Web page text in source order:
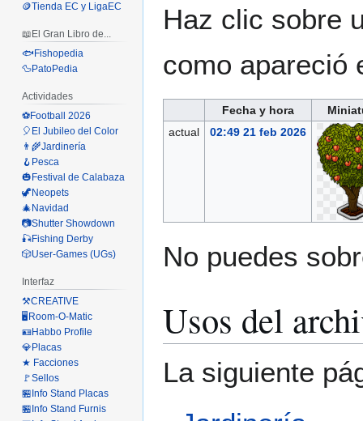
Haz clic sobre
como apareció
Fecha y hora
actual
02:49 21 feb 2026
No puedes
Usos del
La siguiente
🪙Tienda EC y LigaEC
📖El Gran Libro de...
🐟Fishopedia
🦆PatoPedia
Actividades
⚽Football 2026
🎈El Jubileo del Color
👨‍🌾Jardinería
🪝Pesca
🎃Festival de Calabaza
🦖Neopets
🎄Navidad
📷Shutter Showdown
🎣Fishing Derby
🎲User-Games (UGs)
Interfaz
⚒️CREATIVE
🖥️Room-O-Matic
🪪Habbo Profile
💎Placas
★ Facciones
🚩Sellos
🏪Info Stand Placas
🏪Info Stand Furnis